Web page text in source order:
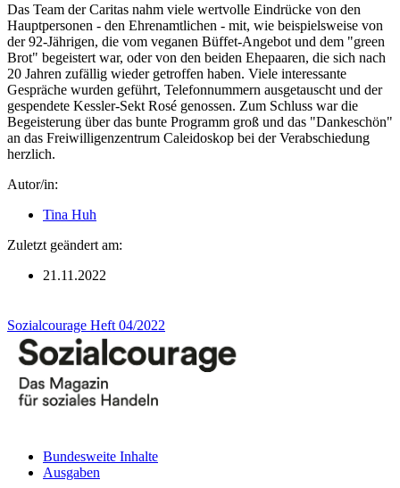
Das Team der Caritas nahm viele wertvolle Eindrücke von den
Hauptpersonen - den Ehrenamtlichen - mit, wie beispielsweise von
der 92-Jährigen, die vom veganen Büffet-Angebot und dem "green
Brot" begeistert war, oder von den beiden Ehepaaren, die sich nach
20 Jahren zufällig wieder getroffen haben. Viele interessante
Gespräche wurden geführt, Telefonnummern ausgetauscht und der
gespendete Kessler-Sekt Rosé genossen. Zum Schluss war die
Begeisterung über das bunte Programm groß und das "Dankeschön"
an das Freiwilligenzentrum Caleidoskop bei der Verabschiedung
herzlich.
Autor/in:
Tina Huh
Zuletzt geändert am:
21.11.2022
Sozialcourage Heft 04/2022
Bundesweite Inhalte
Ausgaben